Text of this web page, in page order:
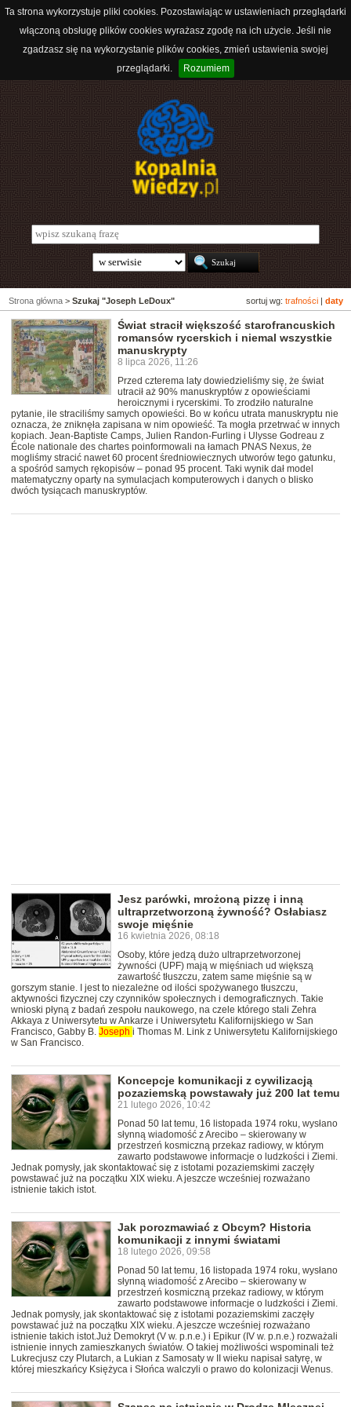
Ta strona wykorzystuje pliki cookies. Pozostawiając w ustawieniach przeglądarki
włączoną obsługę plików cookies wyrażasz zgodę na ich użycie. Jeśli nie
zgadzasz się na wykorzystanie plików cookies, zmień ustawienia swojej
przeglądarki.
Rozumiem
sortuj wg: trafności daty
Strona główna > Szukaj "Joseph LeDoux"
Świat stracił większość starofrancuskich
romansów rycerskich i niemal wszystkie
manuskrypty
8 lipca 2026, 11:26
Przed czterema laty dowiedzieliśmy się, że świat
utracił aż 90% manuskryptów z opowieściami
heroicznymi i rycerskimi. To zrodziło naturalne
pytanie, ile straciliśmy samych opowieści. Bo w końcu utrata manuskryptu nie
oznacza, że zniknęła zapisana w nim opowieść. Ta mogła przetrwać w innych
kopiach. Jean-Baptiste Camps, Julien Randon-Furling i Ulysse Godreau z
École nationale des chartes poinformowali na łamach PNAS Nexus, że
mogliśmy stracić nawet 60 procent średniowiecznych utworów tego gatunku,
a spośród samych rękopisów – ponad 95 procent. Taki wynik dał model
matematyczny oparty na symulacjach komputerowych i danych o blisko
dwóch tysiącach manuskryptów.
Jesz parówki, mrożoną pizzę i inną
ultraprzetworzoną żywność? Osłabiasz
swoje mięśnie
16 kwietnia 2026, 08:18
Osoby, które jedzą dużo ultraprzetworzonej
żywności (UPF) mają w mięśniach ud większą
zawartość tłuszczu, zatem same mięśnie są w
gorszym stanie. I jest to niezależne od ilości spożywanego tłuszczu,
aktywności fizycznej czy czynników społecznych i demograficznych. Takie
wnioski płyną z badań zespołu naukowego, na czele którego stali Zehra
Akkaya z Uniwersytetu w Ankarze i Uniwersytetu Kalifornijskiego w San
Francisco, Gabby B. Joseph i Thomas M. Link z Uniwersytetu Kalifornijskiego
w San Francisco.
Koncepcje komunikacji z cywilizacją
pozaziemską powstawały już 200 lat temu
21 lutego 2026, 10:42
Ponad 50 lat temu, 16 listopada 1974 roku, wysłano
słynną wiadomość z Arecibo – skierowany w
przestrzeń kosmiczną przekaz radiowy, w którym
zawarto podstawowe informacje o ludzkości i Ziemi.
Jednak pomysły, jak skontaktować się z istotami pozaziemskimi zaczęły
powstawać już na początku XIX wieku. A jeszcze wcześniej rozważano
istnienie takich istot.
Jak porozmawiać z Obcym? Historia
komunikacji z innymi światami
18 lutego 2026, 09:58
Ponad 50 lat temu, 16 listopada 1974 roku, wysłano
słynną wiadomość z Arecibo – skierowany w
przestrzeń kosmiczną przekaz radiowy, w którym
zawarto podstawowe informacje o ludzkości i Ziemi.
Jednak pomysły, jak skontaktować się z istotami pozaziemskimi zaczęły
powstawać już na początku XIX wieku. A jeszcze wcześniej rozważano
istnienie takich istot.Już Demokryt (V w. p.n.e.) i Epikur (IV w. p.n.e.) rozważali
istnienie innych zamieszkanych światów. O takiej możliwości wspominali też
Lukrecjusz czy Plutarch, a Lukian z Samosaty w II wieku napisał satyrę, w
której mieszkańcy Księżyca i Słońca walczyli o prawo do kolonizacji Wenus.